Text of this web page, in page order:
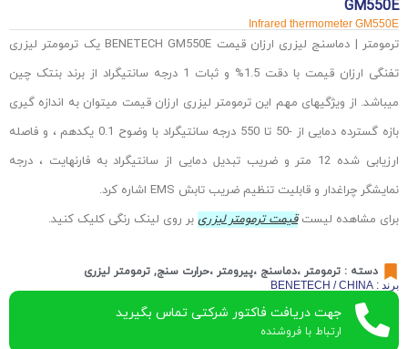
GM550E
Infrared thermometer GM550E
ترمومتر | دماسنج لیزری ارزان قیمت BENETECH GM550E
یک ترمومتر لیزری
تفنگی ارزان قیمت با دقت 1.5% و ثبات 1 درجه سانتیگراد از برند بنتک چین
میباشد. از ویژگیهای مهم این ترمومتر لیزری ارزان قیمت میتوان به اندازه گیری
بازه گسترده دمایی از -50 تا 550 درجه سانتیگراد با وضوح 0.1 یکدهم ، و فاصله
ارزیابی شده 12 متر و ضریب تبدیل دمایی از سانتیگراد به فارنهایت ، درجه
نمایشگر چراغدار و قابلیت تنظیم ضریب تابش EMS اشاره کرد.
برای مشاهده لیستقیمت ترمومتر لیزری بر روی لینک رنگی کلیک کنید.
دسته : ترمومتر ،دماسنج ،پیرومتر ،حرارت سنج, ترمومتر لیزری
برند : BENETECH / CHINA
جهت دریافت فاکتور شرکتی تماس بگیرید
ارتباط با فروشنده